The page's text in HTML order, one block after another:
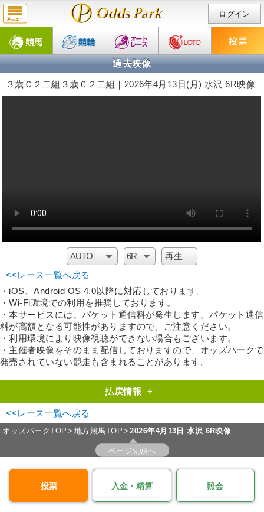
ログイン
過去映像
３歳Ｃ２二組３歳Ｃ２二組｜2026年4月13日(月) 水沢 6R映像
<<レース一覧へ戻る
・iOS、Android OS 4.0以降に対応しております。
・Wi-Fi環境での利用を推奨しております。
・本サービスには、パケット通信料が発生します。パケット通信
料が高額となる可能性がありますので、ご注意ください。
・利用環境により映像視聴ができない場合もございます。
・主催者映像をそのまま配信しておりますので、オッズパークで
発売されていない競走も含まれることがあります。
払戻情報 +
<<レース一覧へ戻る
オッズパークTOP 地方競馬TOP 2026年4月13日 水沢 6R映像
ページ先頭へ
投票 入金・精算 照会